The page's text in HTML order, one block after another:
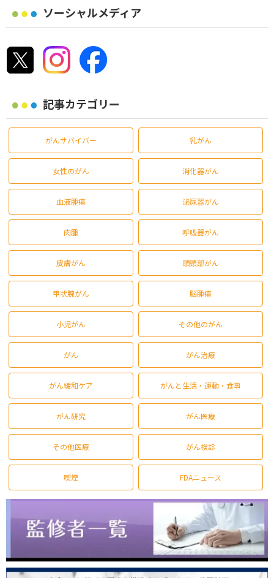
ソーシャルメディア
記事カテゴリー
がんサバイバー 乳がん
女性のがん 消化器がん
血液腫瘍 泌尿器がん
肉腫 呼吸器がん
皮膚がん 頭頸部がん
甲状腺がん 脳腫瘍
小児がん その他のがん
がん がん治療
がん緩和ケア がんと生活・運動・食事
がん研究 がん医療
その他医療 がん検診
喫煙 FDAニュース